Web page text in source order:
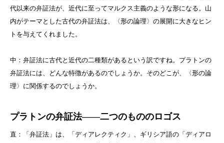
代以来の弁証法が、近代に至ってマルクス主義のような形になる。山
内がテーマとした古代の弁証法は、〈形の論理〉の展開に大きなヒン
トを与えてくれました。
中：弁証法に古代と近代の二種類があるという訳ですね。プラトンの
弁証法には、どんな特徴があるのでしょうか。そのどこが、〈形の論
理〉に関係するのでしょうか。
プラトンの弁証法――二つのもののロゴス
直：「弁証法」は、「ディアレクティク」、ギリシア語の「ディアロ